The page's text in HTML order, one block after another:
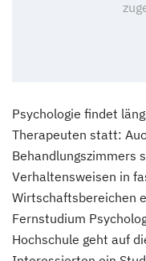
Psychologie findet
Therapeuten statt:
Behandlungszimmers
Verhaltensweisen in
Wirtschaftsbereichen
Fernstudium
Hochschule geht auf